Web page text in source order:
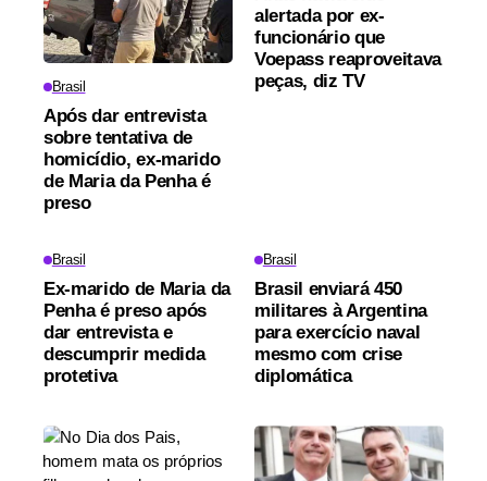
Brasil
Após dar entrevista
sobre tentativa de
homicídio, ex-marido
de Maria da Penha é
preso
alertada por ex-
funcionário que
Voepass reaproveitava
peças, diz TV
Brasil
Ex-marido de Maria da
Penha é preso após
dar entrevista e
descumprir medida
protetiva
Brasil
Brasil enviará 450
militares à Argentina
para exercício naval
mesmo com crise
diplomática